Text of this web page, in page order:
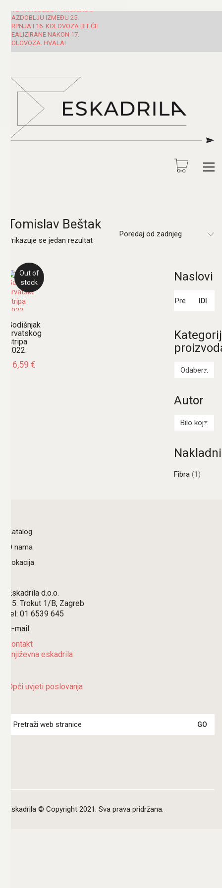
SVE NARUDŽBE PRIMLJENE U
RAZDOBLJU IZMEĐU 25.
SRPNJA I 16. KOLOVOZA BIT ĆE
REALIZIRANE NAKON 17.
KOLOVOZA. HVALA!
Tomislav Beštak
Prikazuje se jedan rezultat
Poredaj od zadnjeg
Out of
stock
Godišnjak
hrvatskog
stripa
2022.
16,59 €
Naslovi
IDI
Odaberi kategoriju
Autor
Bilo koji Autor
Fibra (1)
Katalog
O nama
Lokacija
Eskadrila d.o.o.
15. Trokut 1/B, Zagreb
tel: 01 6539 645
e-mail:
kontakt
književna eskadrila
Opći uvjeti poslovanja
for:
Eskadrila © Copyright 2021. Sva prava pridržana.